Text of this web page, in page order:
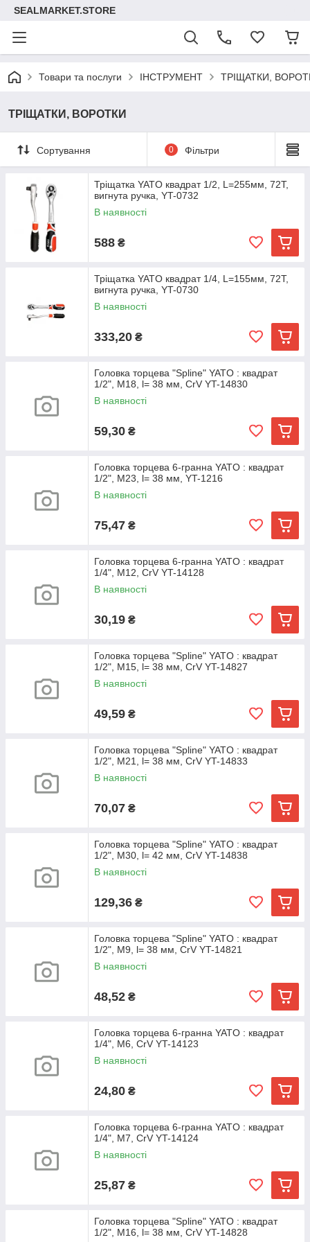
SEALMARKET.STORE
Товари та послуги ІНСТРУМЕНТ ТРІЩАТКИ,
ТРІЩАТКИ, ВОРОТКИ
Сортування 0 Фільтри
Тріщатка YATO квадрат 1/2, L=255мм, 72T,
вигнута ручка, YT-0732
В наявності
588 ₴
Тріщатка YATO квадрат 1/4, L=155мм, 72T,
вигнута ручка, YT-0730
В наявності
333,20 ₴
Головка торцева "Spline" YATO : квадрат
1/2", M18, l= 38 мм, CrV YT-14830
В наявності
59,30 ₴
Головка торцева 6-гранна YATO : квадрат
1/2", M23, l= 38 мм, YT-1216
В наявності
75,47 ₴
Головка торцева 6-гранна YATO : квадрат
1/4", М12, CrV YT-14128
В наявності
30,19 ₴
Головка торцева "Spline" YATO : квадрат
1/2", M15, l= 38 мм, CrV YT-14827
В наявності
49,59 ₴
Головка торцева "Spline" YATO : квадрат
1/2", M21, l= 38 мм, CrV YT-14833
В наявності
70,07 ₴
Головка торцева "Spline" YATO : квадрат
1/2", M30, l= 42 мм, CrV YT-14838
В наявності
129,36 ₴
Головка торцева "Spline" YATO : квадрат
1/2", M9, l= 38 мм, CrV YT-14821
В наявності
48,52 ₴
Головка торцева 6-гранна YATO : квадрат
1/4", М6, CrV YT-14123
В наявності
24,80 ₴
Головка торцева 6-гранна YATO : квадрат
1/4", М7, CrV YT-14124
В наявності
25,87 ₴
Головка торцева "Spline" YATO : квадрат
1/2", M16, l= 38 мм, CrV YT-14828